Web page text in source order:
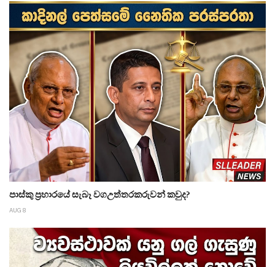
පාස්කු ප්‍රහාරයේ සැබෑ වගඋත්තරකරුවන් කවුද?
AUG 8